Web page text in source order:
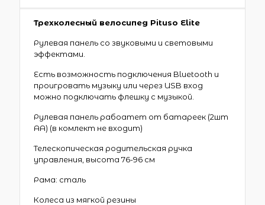
Трехколесный велосипед Pituso Elite
Рулевая панель со звуковыми и световыми
эффектами.
Есть возможность подключения Bluetooth и
проигровать музыку или через USB вход
можно подключать флешку с музыкой.
Рулевая панель рабоатет от батареек (2шт
АА) (в комлект не входит)
Телескопическая родительская ручка
управления, высота 76-96 см
Рама: сталь
Колеса из мягкой резины